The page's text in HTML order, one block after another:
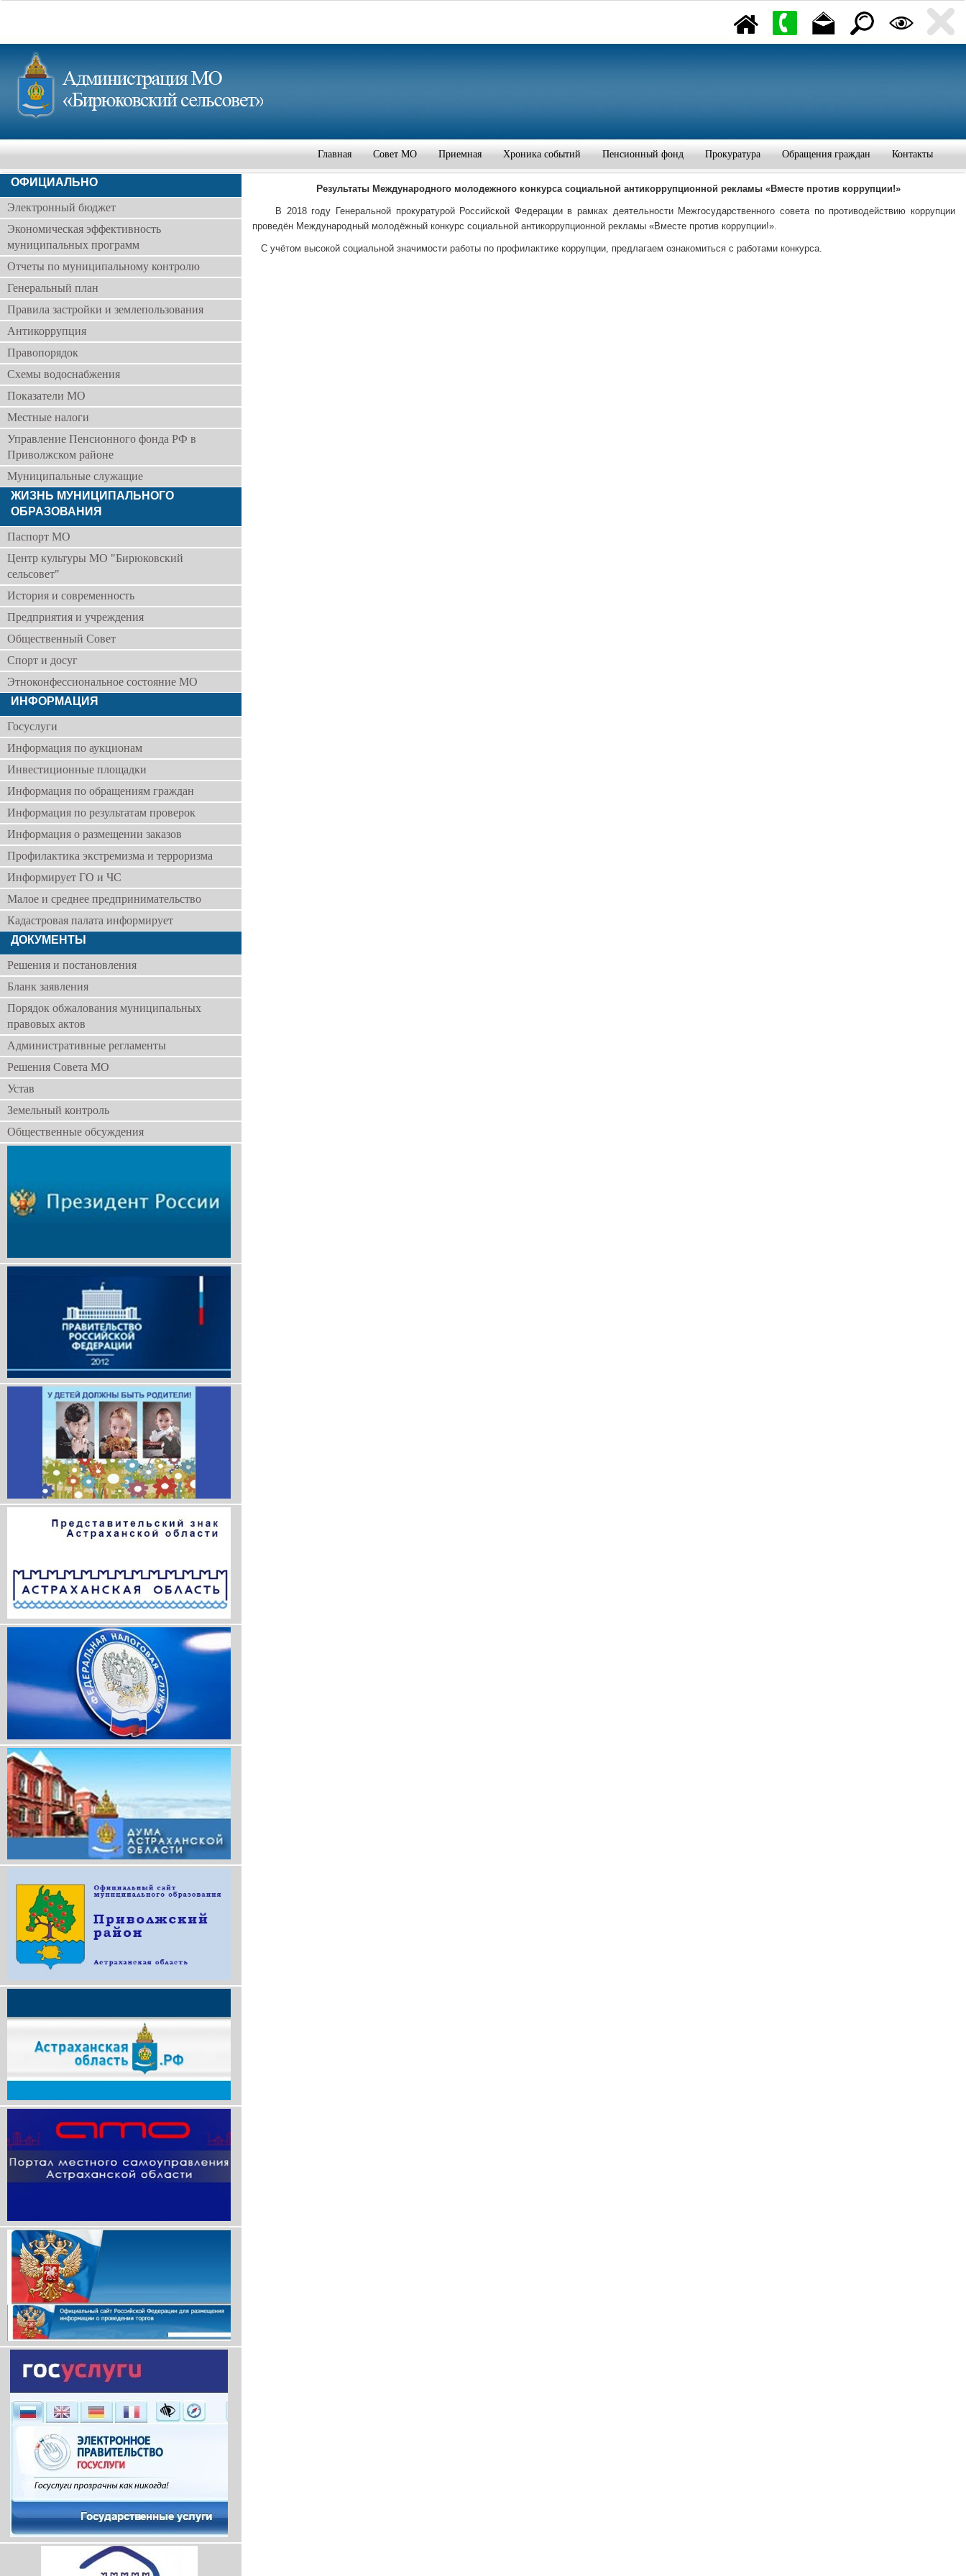
Главная Совет МО Приемная Хроника событий Пенсионный фонд Прокуратура Обращения граждан Контакты
ОФИЦИАЛЬНО
Электронный бюджет
Экономическая эффективность
муниципальных программ
Отчеты по муниципальному контролю
Генеральный план
Правила застройки и землепользования
Антикоррупция
Правопорядок
Схемы водоснабжения
Показатели МО
Местные налоги
Управление Пенсионного фонда РФ в
Приволжском районе
Муниципальные служащие
ЖИЗНЬ МУНИЦИПАЛЬНОГО
ОБРАЗОВАНИЯ
Паспорт МО
Центр культуры МО "Бирюковский
сельсовет"
История и современность
Предприятия и учреждения
Общественный Совет
Спорт и досуг
Этноконфессиональное состояние МО
ИНФОРМАЦИЯ
Госуслуги
Информация по аукционам
Инвестиционные площадки
Информация по обращениям граждан
Информация по результатам проверок
Информация о размещении заказов
Профилактика экстремизма и терроризма
Информирует ГО и ЧС
Малое и среднее предпринимательство
Кадастровая палата информирует
ДОКУМЕНТЫ
Решения и постановления
Бланк заявления
Порядок обжалования муниципальных
правовых актов
Административные регламенты
Решения Совета МО
Устав
Земельный контроль
Общественные обсуждения
Результаты Международного молодежного конкурса социальной антикоррупционной рекламы «Вместе против коррупции!»
В 2018 году Генеральной прокуратурой Российской Федерации в рамках деятельности Межгосударственного совета по противодействию коррупции
проведён Международный молодёжный конкурс социальной антикоррупционной рекламы «Вместе против коррупции!».
С учётом высокой социальной значимости работы по профилактике коррупции, предлагаем ознакомиться с работами конкурса.